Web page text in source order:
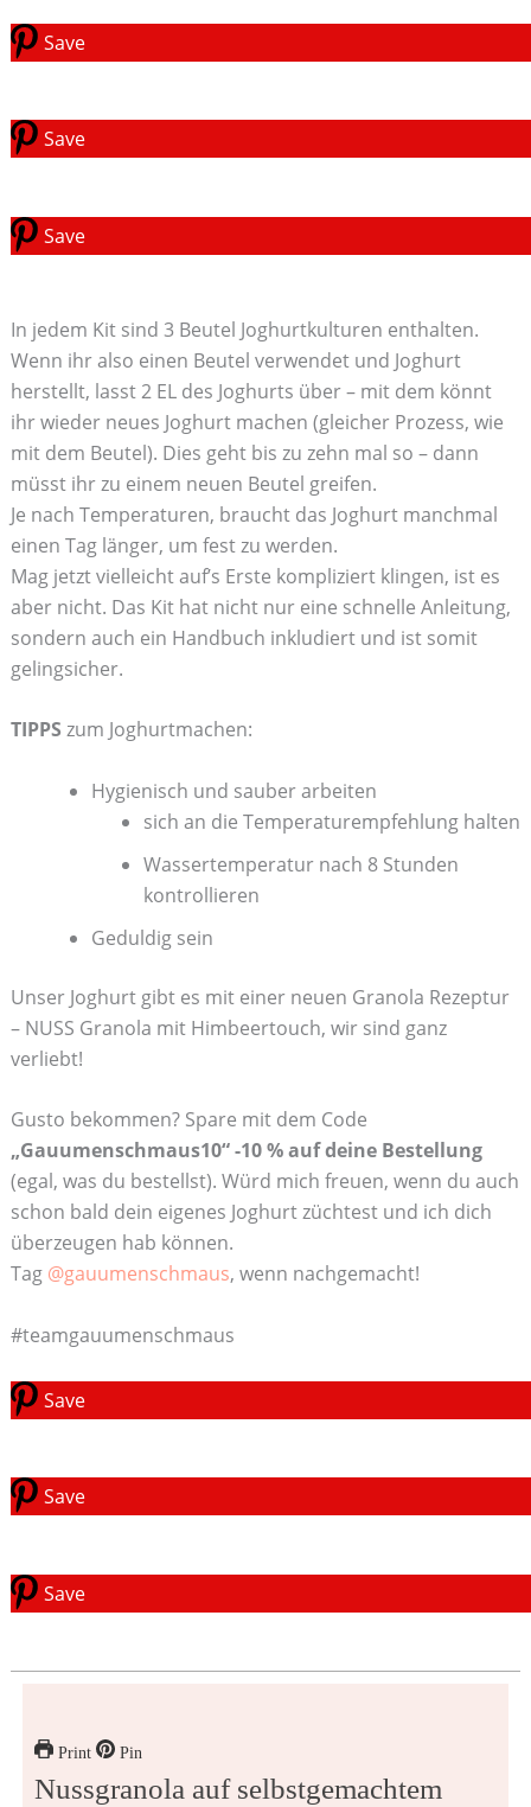
Save
Save
Save
In jedem Kit sind 3 Beutel Joghurtkulturen enthalten.
Wenn ihr also einen Beutel verwendet und Joghurt
herstellt, lasst 2 EL des Joghurts über – mit dem könnt
ihr wieder neues Joghurt machen (gleicher Prozess, wie
mit dem Beutel). Dies geht bis zu zehn mal so – dann
müsst ihr zu einem neuen Beutel greifen.
Je nach Temperaturen, braucht das Joghurt manchmal
einen Tag länger, um fest zu werden.
Mag jetzt vielleicht auf’s Erste kompliziert klingen, ist es
aber nicht. Das Kit hat nicht nur eine schnelle Anleitung,
sondern auch ein Handbuch inkludiert und ist somit
gelingsicher.
TIPPS zum Joghurtmachen:
Hygienisch und sauber arbeiten
sich an die Temperaturempfehlung halten
Wassertemperatur nach 8 Stunden
kontrollieren
Geduldig sein
Unser Joghurt gibt es mit einer neuen Granola Rezeptur
– NUSS Granola mit Himbeertouch, wir sind ganz
verliebt!
Gusto bekommen? Spare mit dem Code
„Gauumenschmaus10“ -10 % auf deine Bestellung
(egal, was du bestellst). Würd mich freuen, wenn du auch
schon bald dein eigenes Joghurt züchtest und ich dich
überzeugen hab können.
Tag @gauumenschmaus, wenn nachgemacht!
#teamgauumenschmaus
Save
Save
Save
Print Pin
Nussgranola auf selbstgemachtem